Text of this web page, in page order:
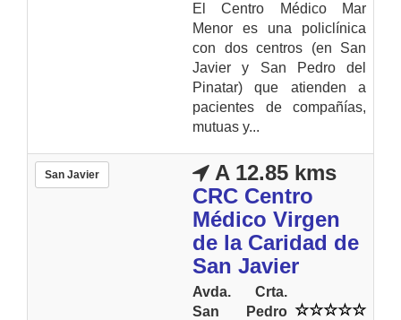
El Centro Médico Mar
Menor es una policlínica
con dos centros (en San
Javier y San Pedro del
Pinatar) que atienden a
pacientes de compañías,
mutuas y...
San Javier
A 12.85 kms
CRC Centro
Médico Virgen
de la Caridad de
San Javier
Avda. Crta.
San Pedro